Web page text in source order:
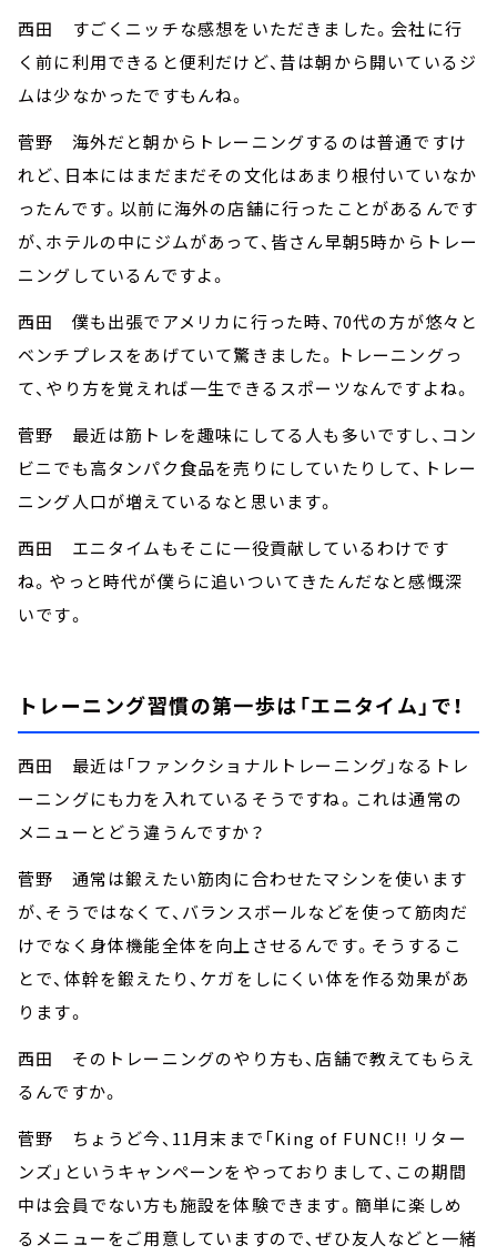
西田 すごくニッチな感想をいただきました。会社に行
く前に利用できると便利だけど、昔は朝から開いているジ
ムは少なかったですもんね。
菅野 海外だと朝からトレーニングするのは普通ですけ
れど、日本にはまだまだその文化はあまり根付いていなか
ったんです。以前に海外の店舗に行ったことがあるんです
が、ホテルの中にジムがあって、皆さん早朝5時からトレー
ニングしているんですよ。
西田 僕も出張でアメリカに行った時、70代の方が悠々と
ベンチプレスをあげていて驚きました。トレーニングっ
て、やり方を覚えれば一生できるスポーツなんですよね。
菅野 最近は筋トレを趣味にしてる人も多いですし、コン
ビニでも高タンパク食品を売りにしていたりして、トレー
ニング人口が増えているなと思います。
西田 エニタイムもそこに一役貢献しているわけです
ね。やっと時代が僕らに追いついてきたんだなと感慨深
いです。
トレーニング習慣の第一歩は「エニタイム」で！
西田 最近は「ファンクショナルトレーニング」なるトレ
ーニングにも力を入れているそうですね。これは通常の
メニューとどう違うんですか？
菅野 通常は鍛えたい筋肉に合わせたマシンを使います
が、そうではなくて、バランスボールなどを使って筋肉だ
けでなく身体機能全体を向上させるんです。そうするこ
とで、体幹を鍛えたり、ケガをしにくい体を作る効果があ
ります。
西田 そのトレーニングのやり方も、店舗で教えてもらえ
るんですか。
菅野 ちょうど今、11月末まで「King of FUNC!! リター
ンズ」というキャンペーンをやっておりまして、この期間
中は会員でない方も施設を体験できます。簡単に楽しめ
るメニューをご用意していますので、ぜひ友人などと一緒